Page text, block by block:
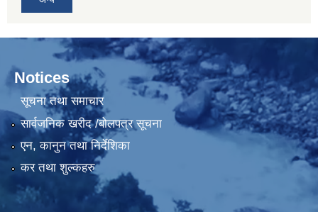
Notices
सूचना तथा समाचार
सार्वजनिक खरीद /बोलपत्र सूचना
एन, कानुन तथा निर्देशिका
कर तथा शुल्कहरु